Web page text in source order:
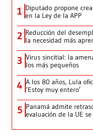
1 Diputado propone
en la Ley de la APP
2 Reducción del
la necesidad más
3 Virus sincitial: la
los más pequeños
4 A los 80 años, Lula
‘Estoy muy entero’
5 Panamá admite
evaluación de la UE